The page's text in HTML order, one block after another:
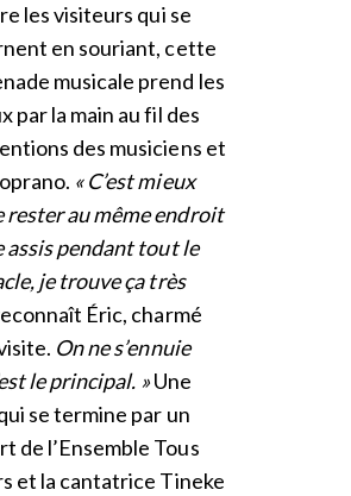
les visiteurs qui se
en souriant, cette
musicale prend les
par la main au fil des
des musiciens et
« C’est mieux
rester au même endroit
assis pendant tout le
je trouve ça très
Éric, charmé
On ne s’ennuie
le principal. »Une
se termine par un
de l’Ensemble Tous
et la cantatrice Tineke